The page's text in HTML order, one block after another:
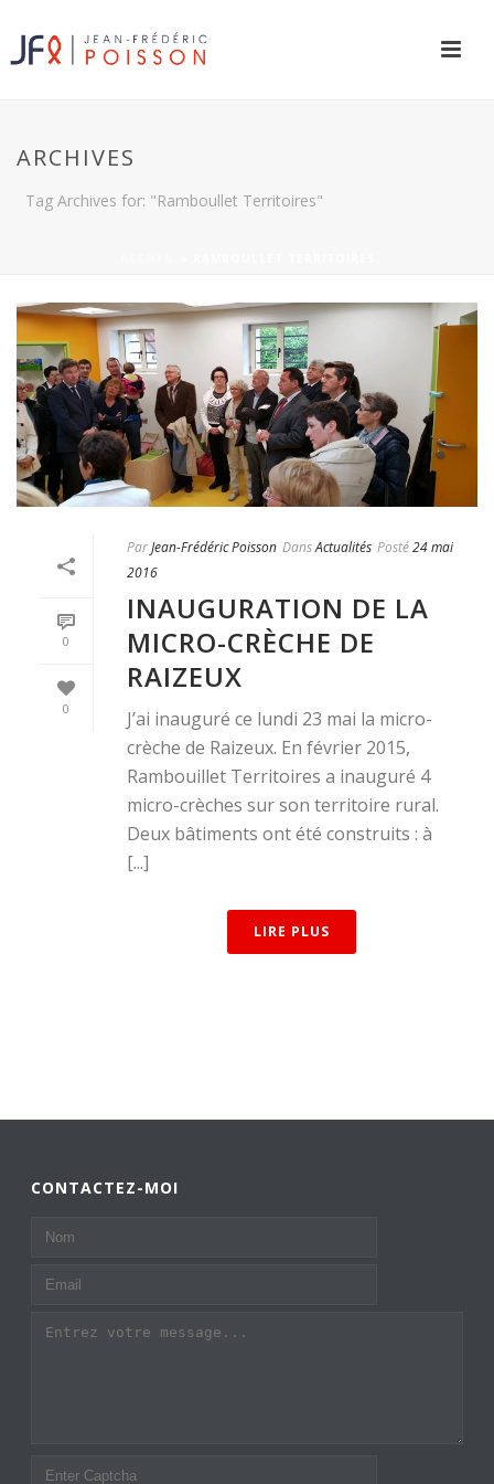
ARCHIVES
Tag Archives for: "Ramboullet Territoires"
0
0
ParJean-Frédéric Poisson DansActualités Posté24 mai
2016
INAUGURATION DE LA
MICRO-CRÈCHE DE
RAIZEUX
J’ai inauguré ce lundi 23 mai la micro-
crèche de Raizeux. En février 2015,
Rambouillet Territoires a inauguré 4
micro-crèches sur son territoire rural.
Deux bâtiments ont été construits : à
[...]
LIRE PLUS
CONTACTEZ-MOI